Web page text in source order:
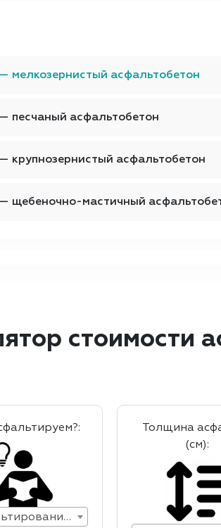
мелкозернистый асфальтобетон
песчаный асфальтобетон
крупнозернистый асфальтобетон
щебеночно-мастичный
стоимости
Асфальтирование дорог
Толщина
(см):